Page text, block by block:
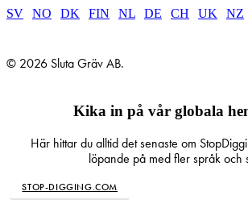
SV NO DK FIN NL DE CH UK NZ
© 2026 Sluta Gräv AB.
Kika in på vår globala
Här hittar du alltid det senaste om
löpande på med fler språk och
STOP-DIGGING.COM